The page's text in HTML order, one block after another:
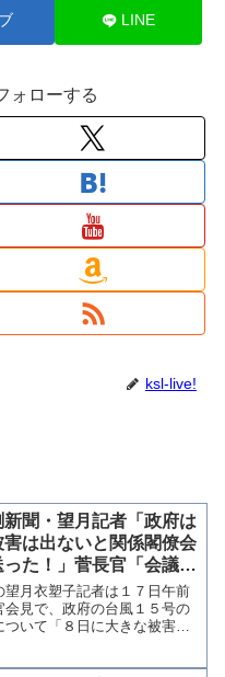
LINE
ォローする
ksl-live!
聞・望月記者「政府は
害は出ないと関係閣僚会
た！」菅長官「会議は
ら５回も開催してるけ
望月衣塑子記者は１７日午前
会見で、政府の台風１５号の
ついて「８日に大きな被害は